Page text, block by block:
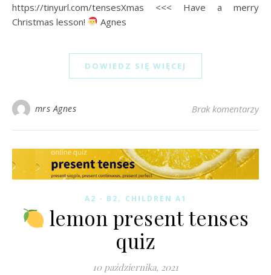
https://tinyurl.com/tensesXmas <<< Have a merry
Christmas lesson!
Agnes
DOWIEDZ SIĘ WIĘCEJ
mrs Agnes Brak komentarzy
A2 - B2, CHILDREN A1
lemon present tenses
quiz
10 października, 2021